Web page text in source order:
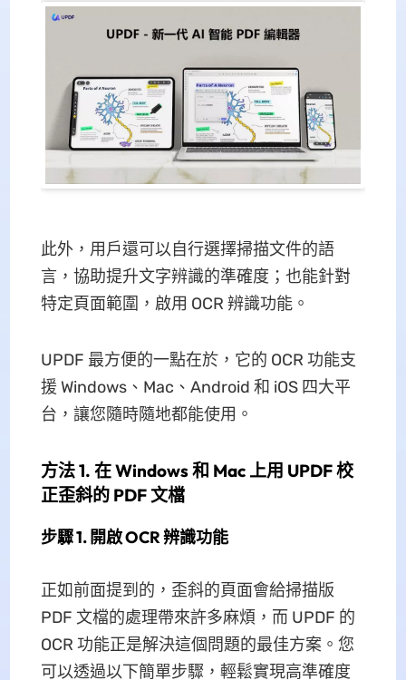
此外，用戶還可以自行選擇掃描文件的語
言，協助提升文字辨識的準確度；也能針對
特定頁面範圍，啟用 OCR 辨識功能。
UPDF 最方便的一點在於，它的 OCR 功能支
援 Windows、Mac、Android 和 iOS 四大平
台，讓您隨時隨地都能使用。
方法 1. 在 Windows 和 Mac 上用 UPDF 校
正歪斜的 PDF 文檔
步驟 1. 開啟 OCR 辨識功能
正如前面提到的，歪斜的頁面會給掃描版
PDF 文檔的處理帶來許多麻煩，而 UPDF 的
OCR 功能正是解決這個問題的最佳方案。您
可以透過以下簡單步驟，輕鬆實現高準確度